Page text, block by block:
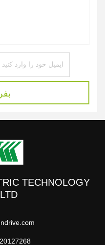
TECHNOLOGY